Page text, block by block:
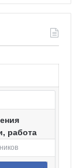
работа